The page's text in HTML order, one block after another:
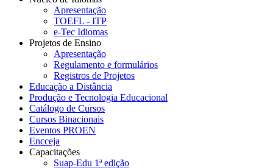
Apresentação
TOEFL - ITP
e-Tec Idiomas
Projetos de Ensino
Apresentação
Regulamento e formulários
Registros de Projetos
Educação a Distância
Produção e Tecnologia Educacional
Catálogo de Cursos
Cursos Binacionais
Eventos PROEN
Encceja
Capacitações
Suap-Edu 1ª edição